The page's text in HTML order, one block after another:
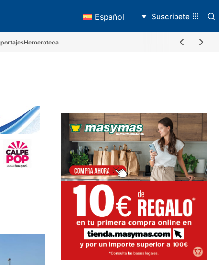
Español Suscribete
Hemeroteca